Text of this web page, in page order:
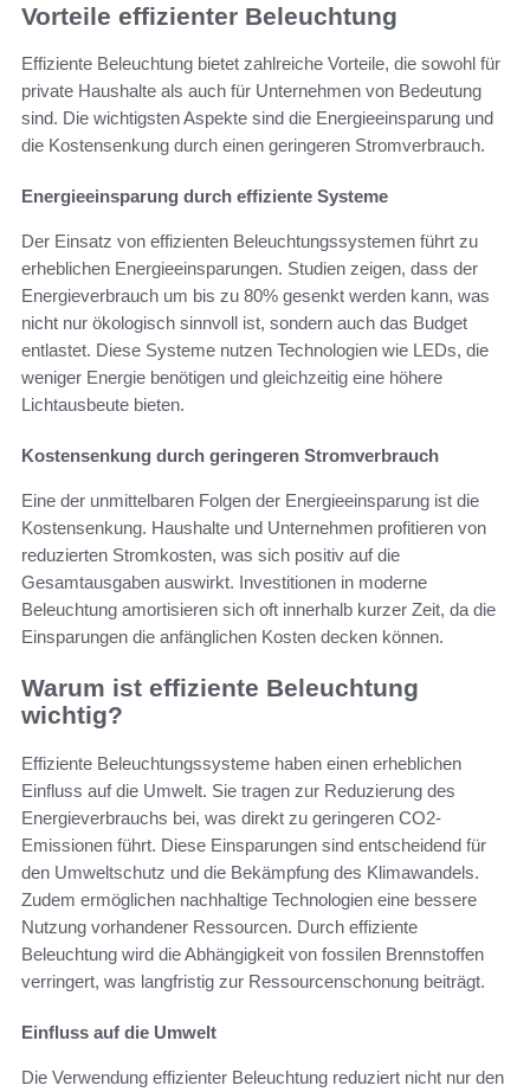
Vorteile effizienter Beleuchtung
Effiziente Beleuchtung bietet zahlreiche Vorteile, die sowohl für
private Haushalte als auch für Unternehmen von Bedeutung
sind. Die wichtigsten Aspekte sind die Energieeinsparung und
die Kostensenkung durch einen geringeren Stromverbrauch.
Energieeinsparung durch effiziente Systeme
Der Einsatz von effizienten Beleuchtungssystemen führt zu
erheblichen Energieeinsparungen. Studien zeigen, dass der
Energieverbrauch um bis zu 80% gesenkt werden kann, was
nicht nur ökologisch sinnvoll ist, sondern auch das Budget
entlastet. Diese Systeme nutzen Technologien wie LEDs, die
weniger Energie benötigen und gleichzeitig eine höhere
Lichtausbeute bieten.
Kostensenkung durch geringeren Stromverbrauch
Eine der unmittelbaren Folgen der Energieeinsparung ist die
Kostensenkung. Haushalte und Unternehmen profitieren von
reduzierten Stromkosten, was sich positiv auf die
Gesamtausgaben auswirkt. Investitionen in moderne
Beleuchtung amortisieren sich oft innerhalb kurzer Zeit, da die
Einsparungen die anfänglichen Kosten decken können.
Warum ist effiziente Beleuchtung
wichtig?
Effiziente Beleuchtungssysteme haben einen erheblichen
Einfluss auf die Umwelt. Sie tragen zur Reduzierung des
Energieverbrauchs bei, was direkt zu geringeren CO2-
Emissionen führt. Diese Einsparungen sind entscheidend für
den Umweltschutz und die Bekämpfung des Klimawandels.
Zudem ermöglichen nachhaltige Technologien eine bessere
Nutzung vorhandener Ressourcen. Durch effiziente
Beleuchtung wird die Abhängigkeit von fossilen Brennstoffen
verringert, was langfristig zur Ressourcenschonung beiträgt.
Einfluss auf die Umwelt
Die Verwendung effizienter Beleuchtung reduziert nicht nur den